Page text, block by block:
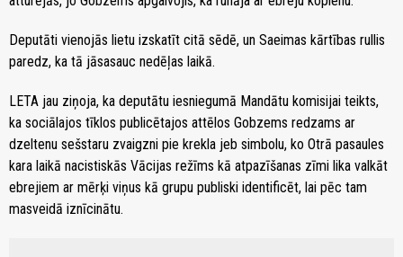
Deputāti vienojās lietu izskatīt citā sēdē, un Saeimas kārtības rullis
paredz, ka tā jāsasauc nedēļas laikā.
LETA jau ziņoja, ka deputātu iesniegumā Mandātu komisijai teikts,
ka sociālajos tīklos publicētajos attēlos Gobzems redzams ar
dzeltenu sešstaru zvaigzni pie krekla jeb simbolu, ko Otrā pasaules
kara laikā nacistiskās Vācijas režīms kā atpazīšanas zīmi lika valkāt
ebrejiem ar mērķi viņus kā grupu publiski identificēt, lai pēc tam
masveidā iznīcinātu.